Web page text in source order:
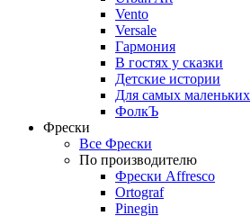
Vento
Versale
Гармония
В гостях у сказки
Детские истории
Для самых маленьких
ФолкЪ
Фрески
Все Фрески
По производителю
Фрески Affresco
Ortograf
Pinegin